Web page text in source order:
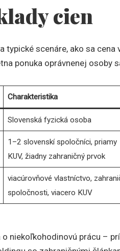
cien
typické scenáre, ako sa
ponuka oprávnenej osoby
Charakteristika
Slovenská fyzická osoba
1–2 slovenskí spoločníci, priamy
KUV, žiadny zahraničný prvok
viacúrovňové vlastníctvo,
spoločnosti, viacero KUV
niekoľkohodinovú prácu –